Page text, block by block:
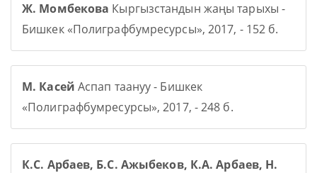
Ж. Момбекова Кыргызстандын жаңы тарыхы -
Бишкек «Полиграфбумресурсы», 2017, - 152 б.
М. Касей Аспап таануу - Бишкек
«Полиграфбумресурсы», 2017, - 248 б.
К.С. Арбаев, Б.С. Ажыбеков, К.А. Арбаев, Н.